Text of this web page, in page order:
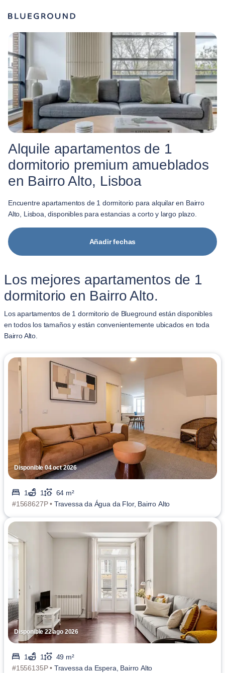
Alquile apartamentos de 1
dormitorio premium amueblados
en Bairro Alto, Lisboa
Encuentre apartamentos de 1 dormitorio para alquilar en Bairro
Alto, Lisboa, disponibles para estancias a corto y largo plazo.
Añadir fechas
Los mejores apartamentos de 1
dormitorio en Bairro Alto.
Los apartamentos de 1 dormitorio de Blueground están disponibles
en todos los tamaños y están convenientemente ubicados en toda
Bairro Alto.
Disponible 04 oct 2026
1 1
64 m²
#1568627P • Travessa da Água da Flor, Bairro Alto
Disponible 22 ago 2026
1 1
49 m²
#1556135P • Travessa da Espera, Bairro Alto